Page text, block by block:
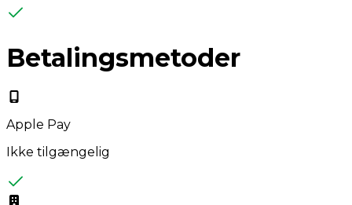
Betalingsmetoder
Apple Pay
Ikke tilgængelig